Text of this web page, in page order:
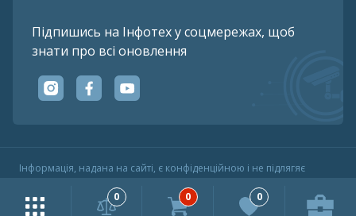
0 0 0
Підпишись на Інфотех у соцмережах, щоб
знати про всі оновлення
© 2023 ТОВ «НВО ІНФОТЕХ»
Iнформацiя, надана на сайтi, є конфiденцiйною i не пiдлягяє